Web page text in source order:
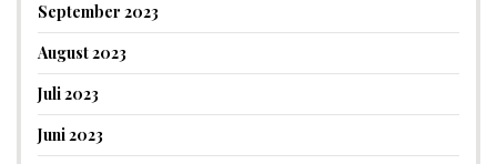
September 2023
August 2023
Juli 2023
Juni 2023